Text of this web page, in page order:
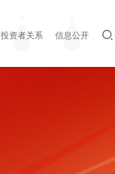
投资者关系 信息公开